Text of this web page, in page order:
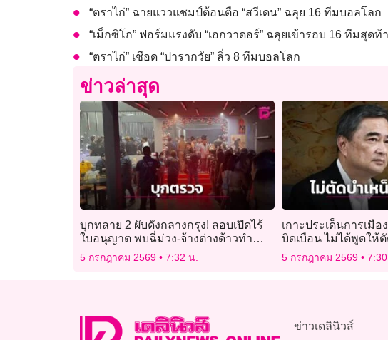
“ตราไก่” ฉายแววแชมป์ต้อนตือ “สวีเดน” ฉลุย 16 ทีมบอลโลก
“เม็กซิโก” ฟอร์มแรงดับ “เอกวาดอร์” ฉลุยเข้ารอบ 16 ทีมสุด
“ตราไก่” เชือด “ปารากวัย” ลิ่ว 8 ทีมบอลโลก
ข่าวล่าสุด
บุกทลาย 2 ผับดังกลางกรุง! ลอบเปิดไร้
ใบอนุญาต พบฉี่ม่วง-จ้างต่างด้าวทำ
อาชีพสงวนคนไทย
5 กรกฎาคม 2569 7:32 น.
เกาะประเด็นการเมือ
บิดเบือน ไม่ได้พูดให้
5 กรกฎาคม 2569 7:30
ข่าวเดลินิวส์